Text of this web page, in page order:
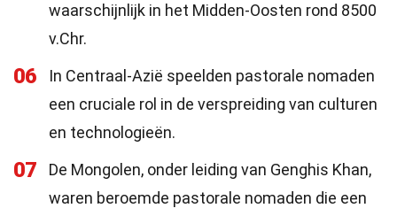
waarschijnlijk in het Midden-Oosten rond 8500
v.Chr.
06
In Centraal-Azië speelden pastorale nomaden
een cruciale rol in de verspreiding van culturen
en technologieën.
07
De Mongolen, onder leiding van Genghis Khan,
waren beroemde pastorale nomaden die een